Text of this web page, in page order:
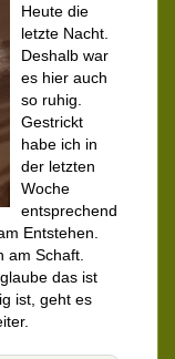
Heute die
letzte Nacht.
Deshalb war
es hier auch
so ruhig.
Gestrickt
habe ich in
der letzten
Woche
entsprechend
Entstehen.
am Schaft.
das ist
ist, geht es